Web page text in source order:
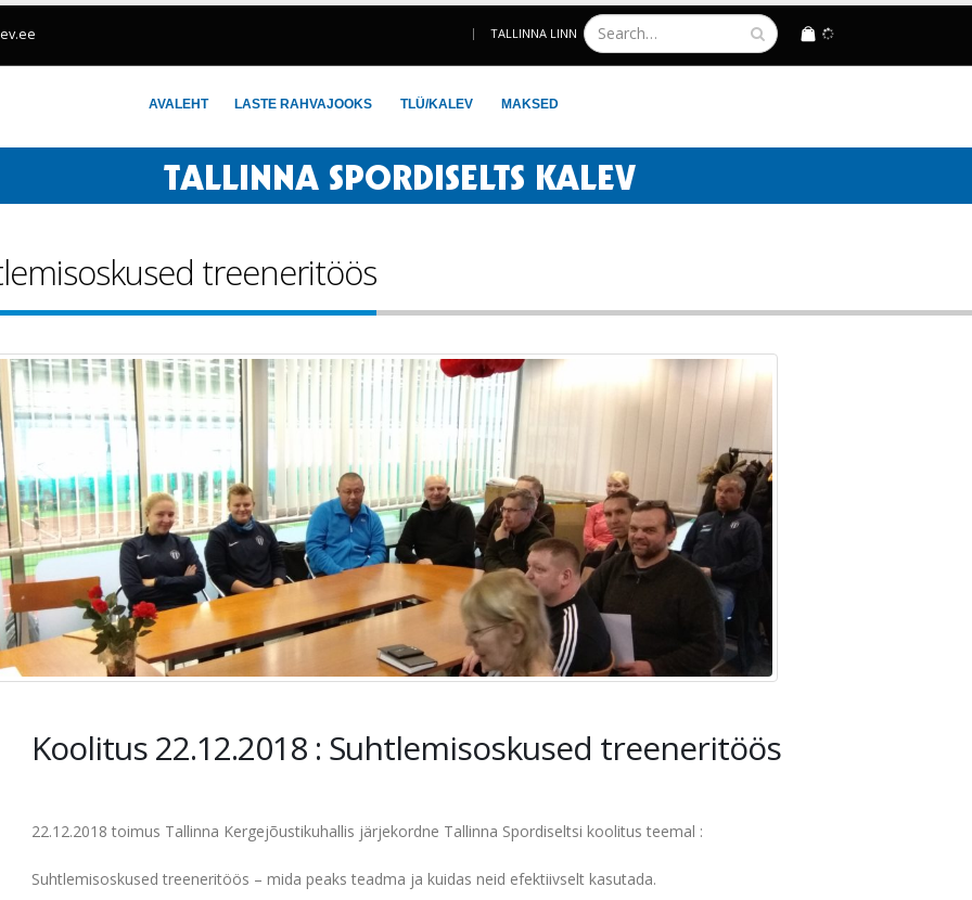
TALLINNA LINN LOGIN
AVALEHT LASTE RAHVAJOOKS TLÜ/KALEV MAKSED
treeneritöös
Koolitus 22.12.2018 : Suhtlemisoskused treeneritöös
22.12.2018 toimus Tallinna Kergejõustikuhallis järjekordne Tallinna Spordiseltsi koolitus teemal :
Suhtlemisoskused treeneritöös – mida peaks teadma ja kuidas neid efektiivselt kasutada.